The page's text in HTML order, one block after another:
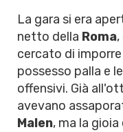
La gara si era
netto della Roma
cercato di
possesso palla e
offensivi. Già
avevano
Malen, ma la